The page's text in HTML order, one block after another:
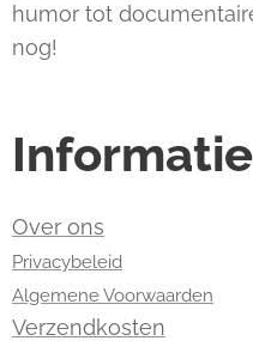
humor tot
nog!
Informatie
Over ons
Privacybeleid
Algemene Voorwaarden
Verzendkosten